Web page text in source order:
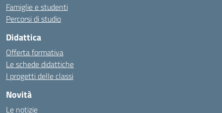
Famiglie e studenti
Percorsi di studio
Didattica
Offerta formativa
Le schede didattiche
I progetti delle classi
Novità
Le notizie